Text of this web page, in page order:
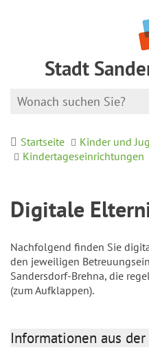
Stadt
Startseite
Kinder und
Kindertageseinrichtungen
Digitale
Nachfolgend finden Sie
den jeweiligen
Sandersdorf-Brehna, die
(zum Aufklappen).
Informationen aus